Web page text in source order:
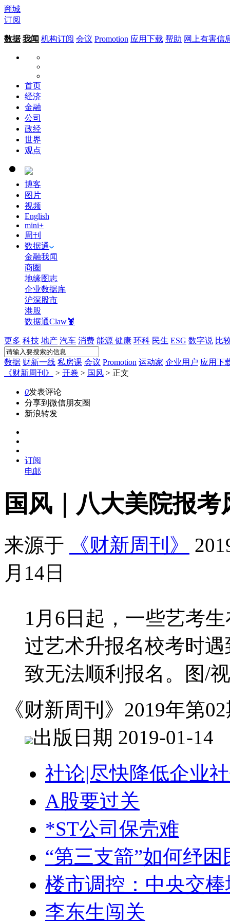
商城
订阅
数据 我闻 机构订阅 会议 Promotion 应用下载 帮助 网上有害信
首页
经济
金融
公司
政经
世界
观点
博客
图片
视频
English
mini+
周刊
数据通
金融我闻
商圈
地缘图志
企业数据库
沪深股市
港股
数据通Claw🦞
更多 科技 地产 汽车 消费 能源 健康 环科 民生 ESG 数字说 比
数据 财新一线 私房课 会议 Promotion 运动家 企业用户 应用下
《财新周刊》
> 开卷 > 国风 > 正文
0发表评论
分享到微信朋友圈
新浪转发
订阅
电邮
国风｜八大美院报
来源于 《财新周刊》
月14日
1月6日起，一些艺考
过艺术升报名校考时
致无法顺利报名。图/
《财新周刊》2019年第
出版日期 2019-01-14
社论|尽快降低企业
A股要过关
*ST公司保壳难
“第三支箭”如何纾困
楼市调控：中央交
李东生闯关